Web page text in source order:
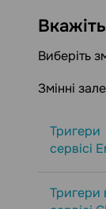
Вкажіть
Виберіть
Змінні
Тригери
сервісі
Тригери